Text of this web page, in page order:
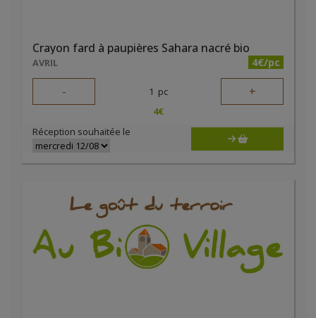
Crayon fard à paupières Sahara nacré bio
AVRIL 4€/pc
- 1 pc +
4€
Réception souhaitée le